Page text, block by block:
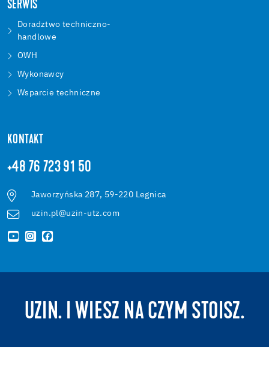
SERWIS
Doradztwo techniczno-
handlowe
OWH
Wykonawcy
Wsparcie techniczne
KONTAKT
+48 76 723 91 50
Jaworzyńska 287, 59-220 Legnica
uzin.pl@uzin-utz.com
UZIN. I WIESZ NA CZYM STOISZ.